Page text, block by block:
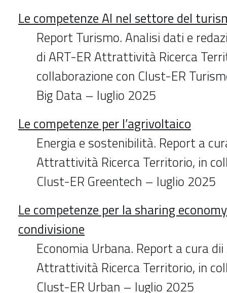
Le competenze AI nel settore del
Report Turismo. Analisi dati e
di ART-ER Attrattività Ricerca
collaborazione con Clust-ER
Big Data – luglio 2025
Le competenze per l’agrivoltaico
Energia e sostenibilità. Report a
Attrattività Ricerca Territorio, in
Clust-ER Greentech – luglio 2025
Le competenze per la sharing
condivisione
Economia Urbana. Report a cura
Attrattività Ricerca Territorio, in
Clust-ER Urban – luglio 2025